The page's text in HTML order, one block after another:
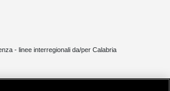
- linee interregionali da/per Calabria